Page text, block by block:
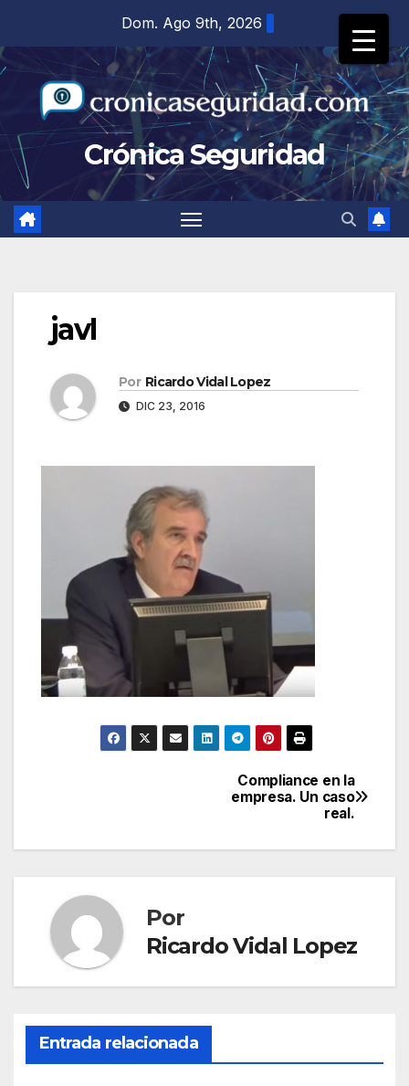
contenido
Dom. Ago 9th, 2026
Crónica Seguridad
javl
Por Ricardo Vidal Lopez
DIC 23, 2016
Compliance en la
empresa. Un caso
real.
Por
Ricardo Vidal Lopez
Entrada relacionada